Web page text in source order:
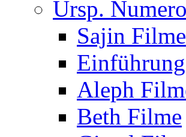
Ursp.
Sajin Filme
Aleph
Beth Filme